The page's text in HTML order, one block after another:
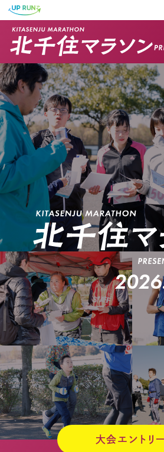
大会エントリ